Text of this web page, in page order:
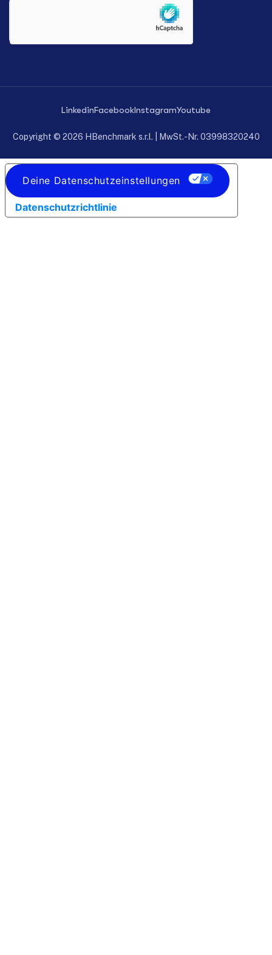
LinkedinFacebookInstagramYoutube
Copyright © 2026 HBenchmark s.r.l. | MwSt.-Nr. 03998320240
Datenschutzrichtlinie
Deine Datenschutzeinstellungen